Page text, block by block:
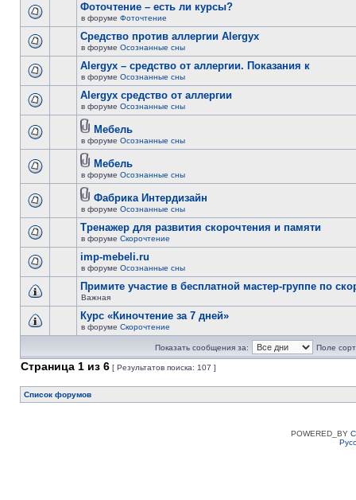
Фоточтение – есть ли курсы?
в форуме Фоточтение
Cредство против аллергии Alergyx
в форуме Осознанные сны
Alergyx – средство от аллергии. Показания к
в форуме Осознанные сны
Alergyx средство от аллергии
в форуме Осознанные сны
Мебель
в форуме Осознанные сны
Мебель
в форуме Осознанные сны
Фабрика Интердизайн
в форуме Осознанные сны
Тренажер для развития скорочтения и памяти
в форуме Скорочтение
imp-mebeli.ru
в форуме Осознанные сны
Примите участие в бесплатной мастер-группе по
Важная
Курс «Киночтение за 7 дней»
в форуме Скорочтение
Показать сообщения за: Поле
Страница 1 из 6 [ Результатов поиска: 107 ]
Список форумов
POWERED_BY